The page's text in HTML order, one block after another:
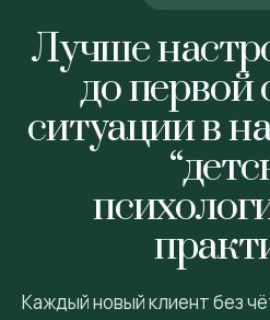
Лучше
до первой
ситуации в
Каждый новый клиент без